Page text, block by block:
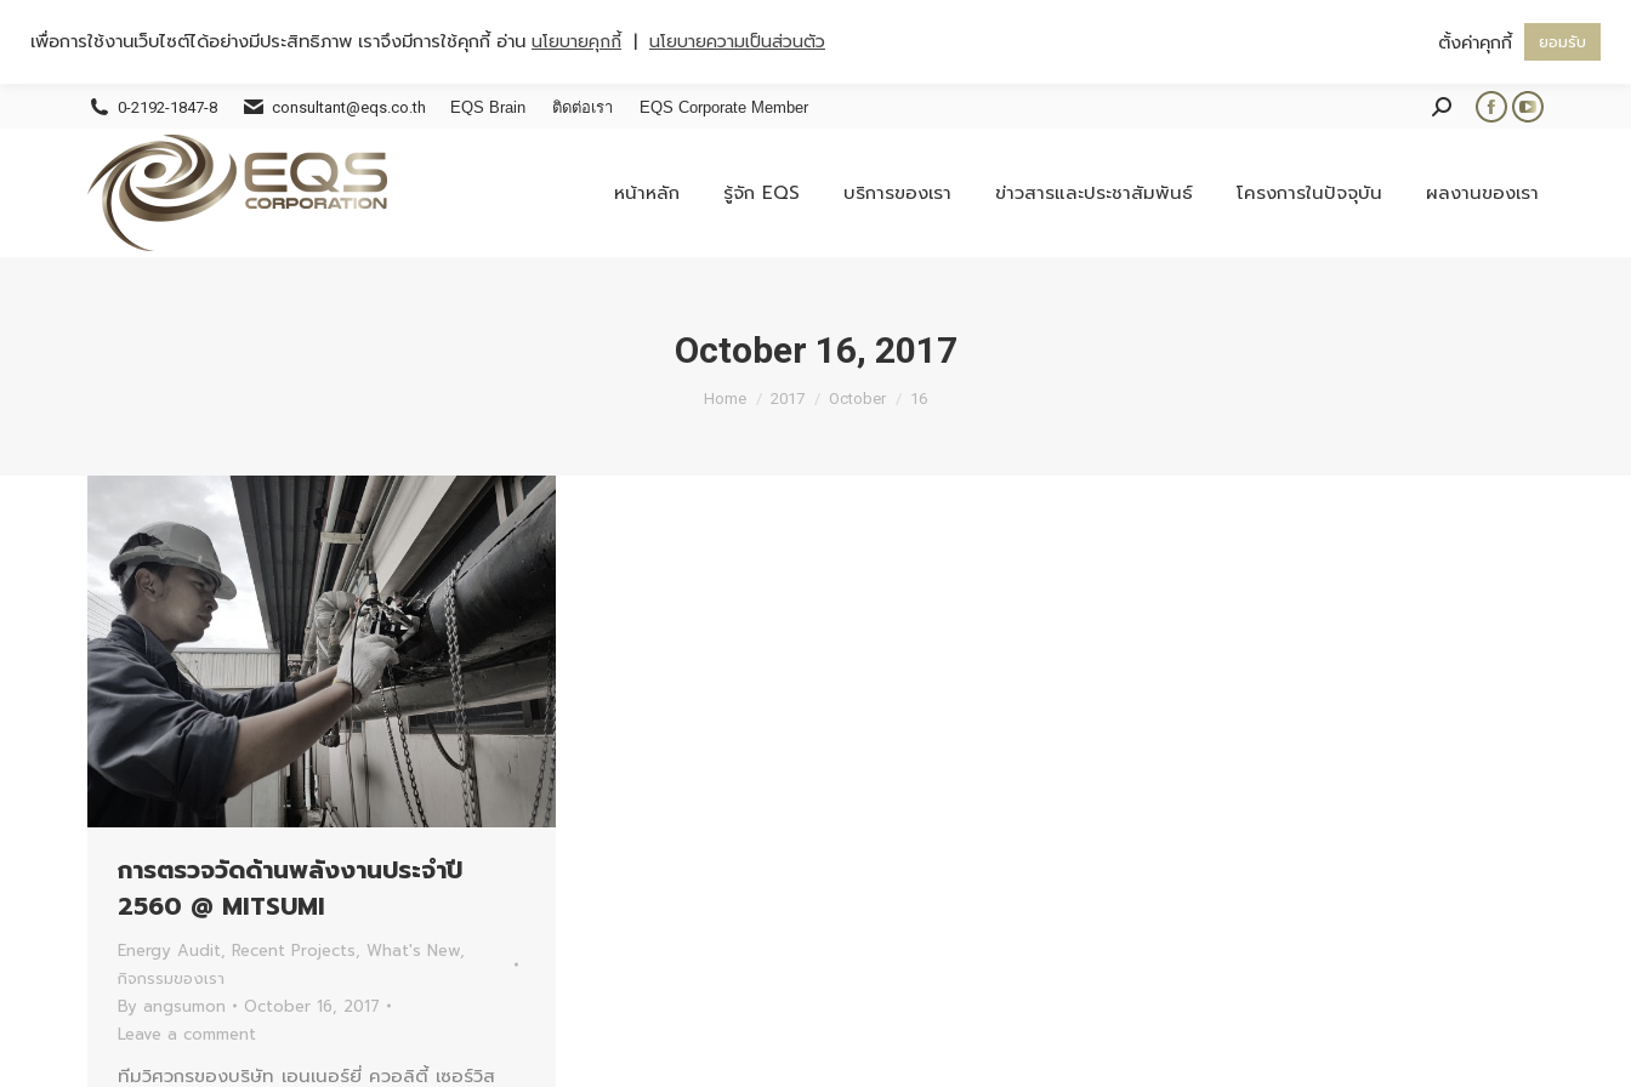
0-2192-1847-8 consultant@eqs.co.th EQS Brain ติดต่อเรา EQS Corporate Member Search:
Facebook
opens
YouTube
opens
หน้าหลัก รู้จัก EQS บริการของเรา ข่าวสารและประชาสัมพันธ์ โครงการในปัจจุบัน ผลงานของเรา
October 16, 2017
You are here:
Home 2017 October 16
การตรวจวัดด้านพลังงานประจำปี
2560 @ MITSUMI
Energy Audit, Recent Projects, What's New,
กิจกรรมของเรา
By angsumon
October 16, 2017
Leave a comment
ทีมวิศวกรของบริษัท เอนเนอร์ยี่ ควอลิตี้ เซอร์วิส
เพื่อการใช้งานเว็บไซต์ได้อย่างมีประสิทธิภาพ เราจึงมีการใช้คุกกี้ อ่าน นโยบายคุกกี้ | นโยบายความเป็นส่วนตัว ตั้งค่าคุกกี้ ยอมรับ